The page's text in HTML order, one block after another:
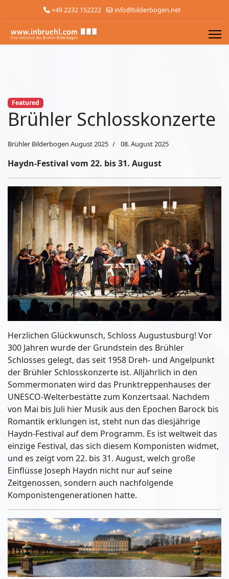
+49 2232 152222 info@bilderbogen.net
Featured
Brühler Schlosskonzerte
Brühler Bilderbogen August 2025 08. August 2025
Haydn-Festival vom 22. bis 31. August
Herzlichen Glückwunsch, Schloss Augustusburg! Vor
300 Jahren wurde der Grundstein des Brühler
Schlosses gelegt, das seit 1958 Dreh- und Angelpunkt
der Brühler Schlosskonzerte ist. Alljährlich in den
Sommermonaten wird das Prunktreppenhauses der
UNESCO-Welterbestätte zum Konzertsaal. Nachdem
von Mai bis Juli hier Musik aus den Epochen Barock bis
Romantik erklungen ist, steht nun das diesjährige
Haydn-Festival auf dem Programm. Es ist weltweit das
einzige Festival, das sich diesem Komponisten widmet,
und es zeigt vom 22. bis 31. August, welch große
Einflüsse Joseph Haydn nicht nur auf seine
Zeitgenossen, sondern auch nachfolgende
Komponistengenerationen hatte.